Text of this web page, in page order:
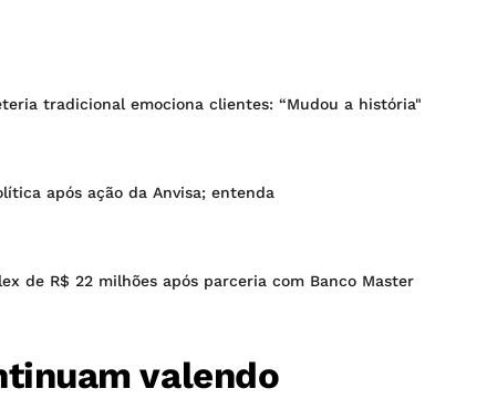
tradicional emociona clientes: “Mudou a história"
após ação da Anvisa; entenda
de R$ 22 milhões após parceria com Banco Master
valendo